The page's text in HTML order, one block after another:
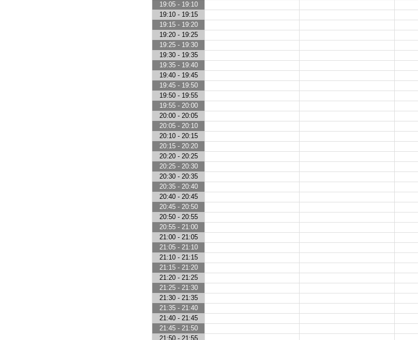
19:05 - 19:10
19:10 - 19:15
19:15 - 19:20
19:20 - 19:25
19:25 - 19:30
19:30 - 19:35
19:35 - 19:40
19:40 - 19:45
19:45 - 19:50
19:50 - 19:55
19:55 - 20:00
20:00 - 20:05
20:05 - 20:10
20:10 - 20:15
20:15 - 20:20
20:20 - 20:25
20:25 - 20:30
20:30 - 20:35
20:35 - 20:40
20:40 - 20:45
20:45 - 20:50
20:50 - 20:55
20:55 - 21:00
21:00 - 21:05
21:05 - 21:10
21:10 - 21:15
21:15 - 21:20
21:20 - 21:25
21:25 - 21:30
21:30 - 21:35
21:35 - 21:40
21:40 - 21:45
21:45 - 21:50
21:50 - 21:55